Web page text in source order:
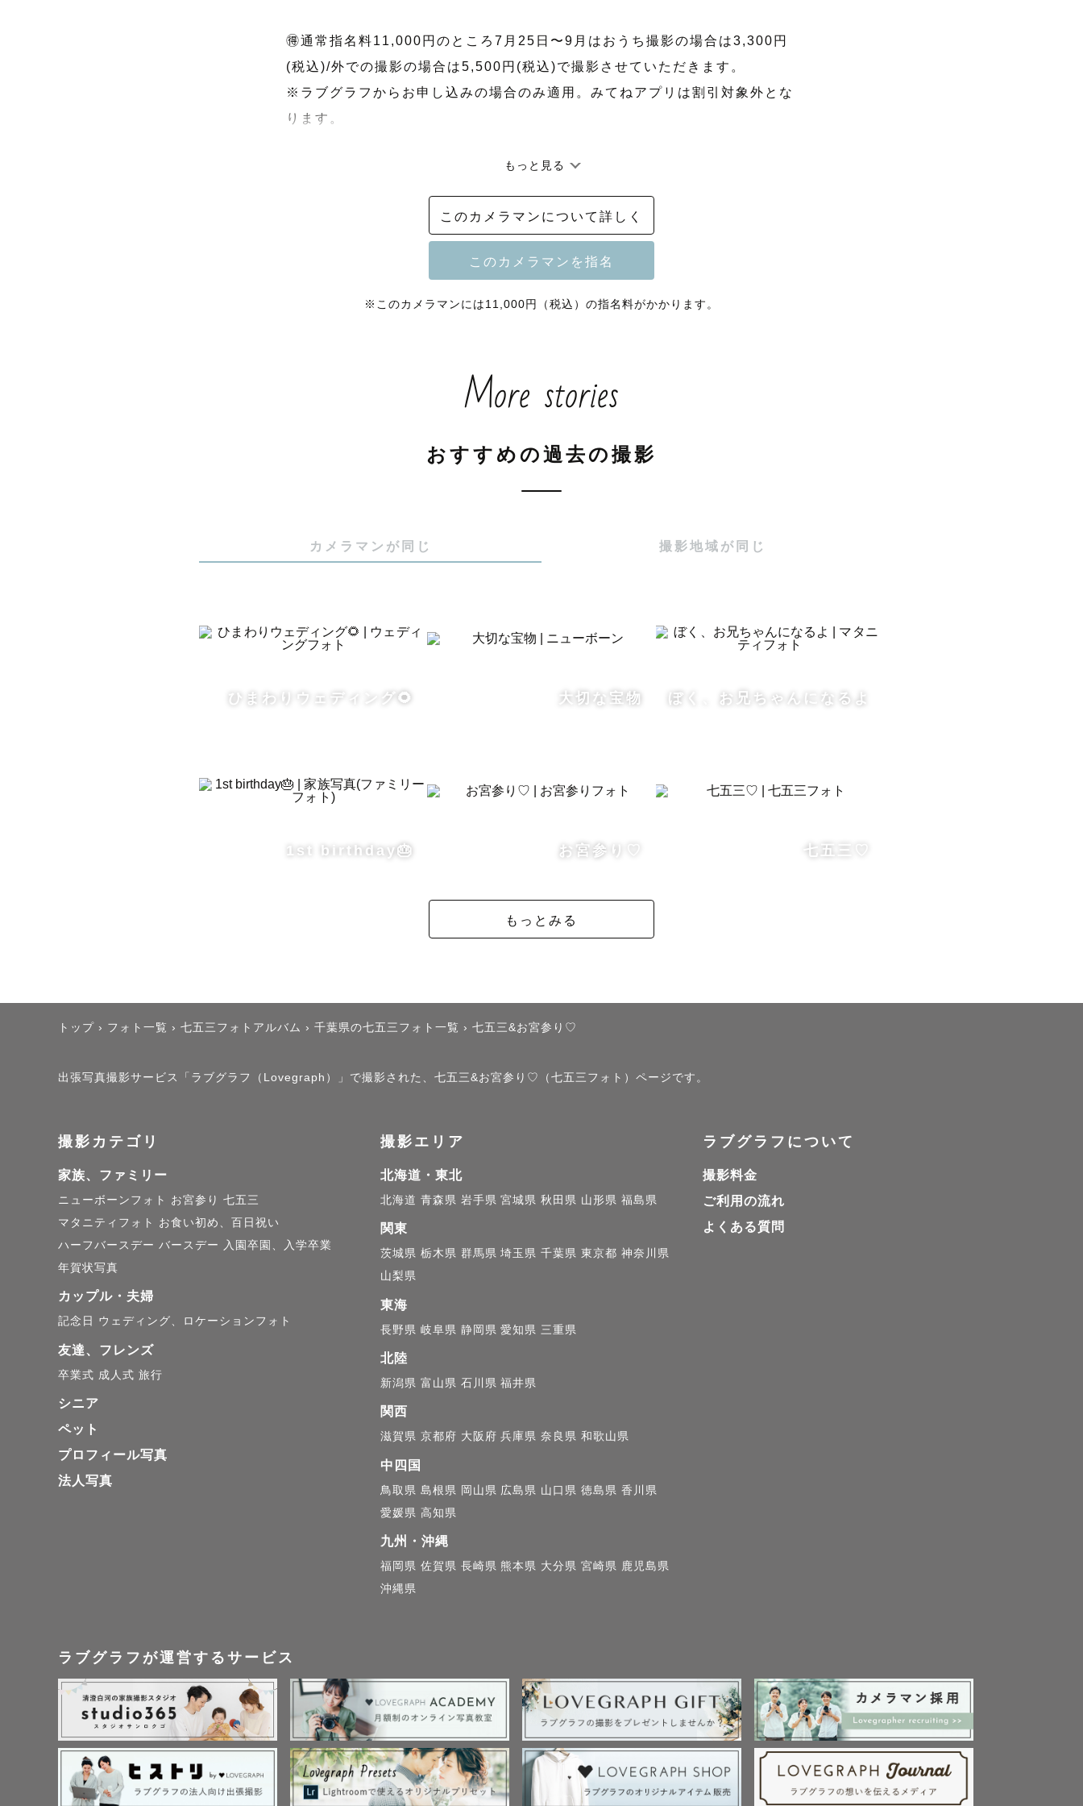
🉐通常指名料11,000円のところ7月25日〜9月はおうち撮影の場合は3,300円
(税込)/外での撮影の場合は5,500円(税込)で撮影させていただきます。
※ラブグラフからお申し込みの場合のみ適用。みてねアプリは割引対象外とな
ります。
★指名料は時期によって変動します。
※ラブグラフからのご依頼の場合のみ指名料割引可能。みてねからの割引は不
★リピーター様は指名料を割引させていただきます(条件あり)
別途お問い合わせください。
❉ 優しさいっぱい！だけど優柔不断🌷
❉ 好奇心旺盛、プリンが大好き🍮
「かけがえのない瞬間を、未来にずっと残る宝物に」の思いで撮っています📸
産着を着る際はお手伝い出来ますのでご安心ください◎
和傘（赤色・青色）雨天、強風、故障の場合を除き、貸出可能です◎
・富岡八幡宮（江東区）
七五三のご予約、土日や大安から埋まっていきます。
土日祝と大安は毎年たくさんの方からお申し込みいただきますので、
とさせていただきます。
1件目から2件目の撮影の移動時間の兼ね合いで後にご予約された方には時間変
更をお願いする場合がございます。
最寄り駅から現地まで徒歩15分を超える場合はタクシーで向かいます。
その際タクシー代はお客様にご負担お願いしております。
はじめまして！千葉県を拠点に活動しているフォトグラファーの ぷりん で
“ぷりん” という名前の由来は、私の大好きなスイーツ「プリン」と、応援して
いるアイドルグループの「プリン好きメンバー」から取っています。甘くて優
しい雰囲気をお届けできるように、心を込めて撮影しています。
🌸 ぷりんのこと
兵庫県出身で、2023年から千葉県に移り住みました。
中学・高校時代は吹奏楽部でホルンを担当。中学時代に姪が生まれたことをき
っかけに「子どもって可愛いな」と感じ、保育の道を志すように。大学では保
📸 フォトグラファーとしての歩み
写真を本格的に始めたのは大学生の時。最初は趣味で風景やお出かけの写真を
撮る程度でしたが、社会人になってから「ラブグラフアカデミー」と出会い、
写真の魅力に引き込まれました。初めてマニュアル撮影を学んだ時の感動が忘
もっと見る
このカメラマンについて詳しく
※このカメラマンには11,000円（税込）の指名料がかかります。
More stories
おすすめの過去の撮影
カメラマンが同じ 撮影地域が同じ
ひまわりウェディング🌻 大切な宝物 ぼく、お兄ちゃんになるよ
1st birthday🎂 お宮参り♡ 七五三♡
もっとみる
トップ › フォト一覧 › 七五三フォトアルバム › 千葉県の七五三フォト一覧 › 七五三&お宮参り♡
出張写真撮影サービス「ラブグラフ（Lovegraph）」で撮影された、七五三&お宮参り♡（七五三フォト）ページです。
撮影カテゴリ
家族、ファミリー
ニューボーンフォト お宮参り 七五三
マタニティフォト
お食い初め、百日祝い
ハーフバースデー バースデー
入園卒園、入学卒業
年賀状写真
カップル・夫婦
記念日 ウェディング、ロケーションフォト
友達、フレンズ
卒業式 成人式 旅行
シニア
ペット
プロフィール写真
法人写真
撮影エリア
北海道・東北
北海道 青森県 岩手県 宮城県 秋田県 山形県 福島県
関東
茨城県 栃木県 群馬県 埼玉県 千葉県 東京都 神奈川県
山梨県
東海
長野県 岐阜県 静岡県 愛知県 三重県
北陸
新潟県 富山県 石川県 福井県
関西
滋賀県 京都府 大阪府 兵庫県 奈良県 和歌山県
中四国
鳥取県 島根県 岡山県 広島県 山口県 徳島県 香川県
愛媛県 高知県
九州・沖縄
福岡県 佐賀県 長崎県 熊本県 大分県 宮崎県 鹿児島県
沖縄県
ラブグラフについて
撮影料金
ご利用の流れ
よくある質問
ラブグラフが運営するサービス